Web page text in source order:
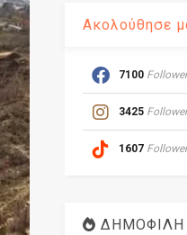
Ακολούθησε
7100
3425
1607